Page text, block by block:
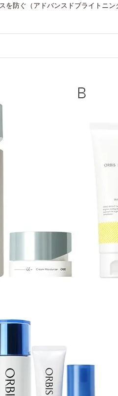
防ぐ（アドバンスドブライトニ